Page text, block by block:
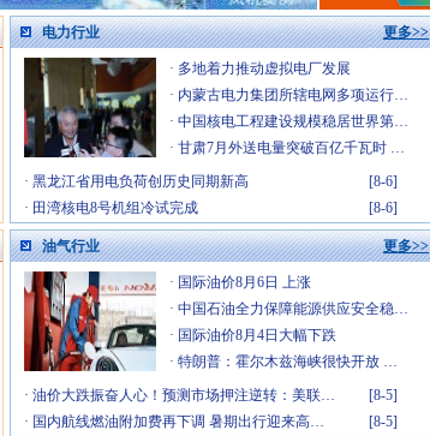
[2-26]
机大会暨涡…
[1-21]
能源&储…
[1-8]
[1-6]
[12-31]
[12-26]
利用峰会
[12-10]
属暨冶金工…
[7-30]
[9-3]
[5-20]
[12-16]
电力行业 更多>>
· 多地着力推动虚拟电厂发展
· 内蒙古电力集团所辖电网多项运行…
· 中国核电工程建设规模稳居世界第…
· 甘肃7月外送电量突破百亿千瓦时 …
· 黑龙江省用电负荷创历史同期新高
[8-6]
· 田湾核电8号机组冷试完成 [8-6]
油气行业 更多>>
· 国际油价8月6日 上涨
· 中国石油全力保障能源供应安全稳…
· 国际油价8月4日大幅下跌
· 特朗普：霍尔木兹海峡很快开放 …
· 油价大跌振奋人心！预测市场押注逆转：美联…
[8-5]
· 国内航线燃油附加费再下调 暑期出行迎来高… [8-5]